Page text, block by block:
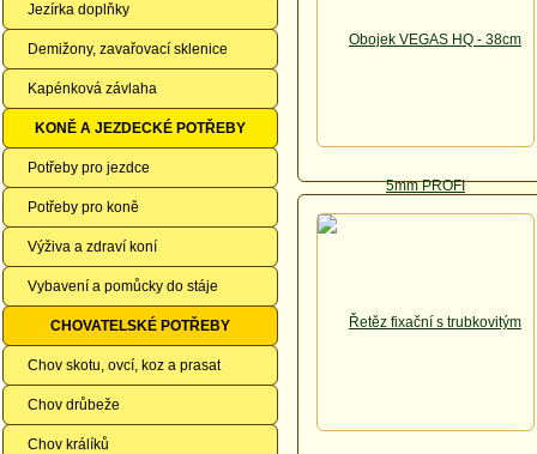
Jezírka doplňky
Demižony, zavařovací sklenice
Kapénková závlaha
KONĚ A JEZDECKÉ POTŘEBY
Potřeby pro jezdce
Potřeby pro koně
Výživa a zdraví koní
Vybavení a pomůcky do stáje
CHOVATELSKÉ POTŘEBY
Chov skotu, ovcí, koz a prasat
Chov drůbeže
Chov králíků